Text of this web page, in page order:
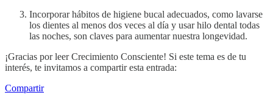
Incorporar hábitos de higiene bucal adecuados, como lavarse
los dientes al menos dos veces al día y usar hilo dental todas
las noches, son claves para aumentar nuestra longevidad.
¡Gracias por leer Crecimiento Consciente! Si este tema es de tu
interés, te invitamos a compartir esta entrada:
Compartir